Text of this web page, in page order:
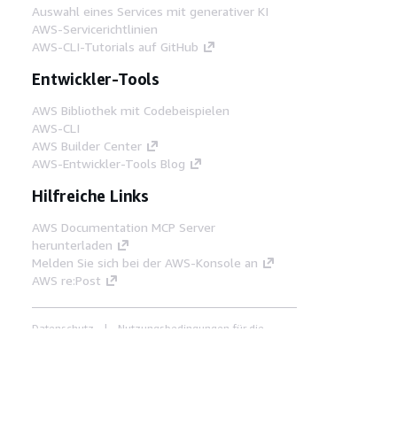
Auswahl eines Services mit generativer KI
AWS-Servicerichtlinien
AWS-CLI-Tutorials auf GitHub
Entwickler-Tools
AWS Bibliothek mit Codebeispielen
AWS-CLI
AWS Builder Center
AWS-Entwickler-Tools Blog
Hilfreiche Links
AWS Documentation MCP Server
herunterladen
Melden Sie sich bei der AWS-Konsole an
AWS re:Post
Datenschutz
Nutzungsbedingungen für die